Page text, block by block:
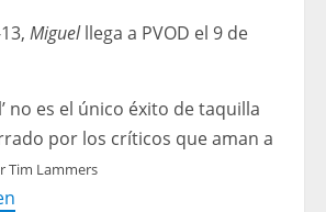
Miguelllega a PVOD el 9 de
no es el único éxito de taquilla
por los críticos que aman a
Tim Lammers